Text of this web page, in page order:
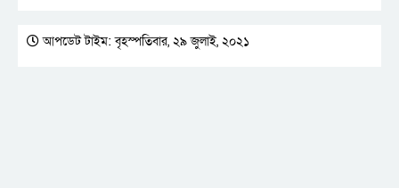
আপডেট টাইম: বৃহস্পতিবার, ২৯ জুলাই, ২০২১